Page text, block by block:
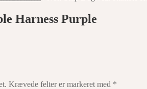
Harness Purple
Krævede felter er markeret med *